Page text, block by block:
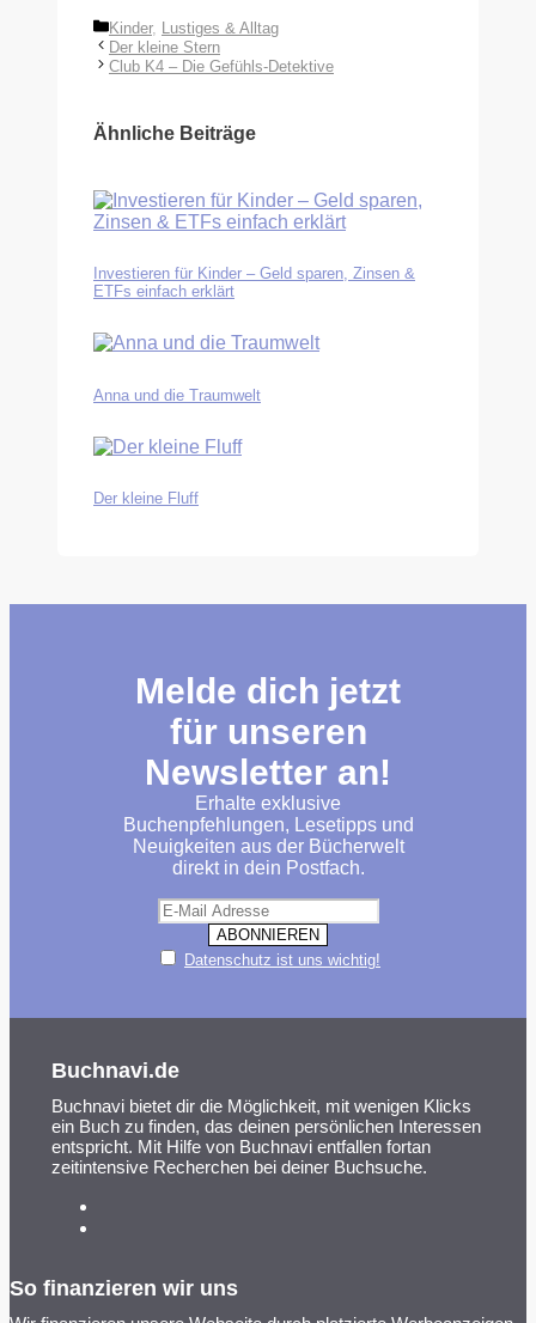
Kategorien
Kinder, Lustiges & Alltag
Der kleine Stern
Club K4 – Die Gefühls-Detektive
Ähnliche Beiträge
Investieren für Kinder – Geld sparen, Zinsen &
ETFs einfach erklärt
Anna und die Traumwelt
Der kleine Fluff
Melde dich jetzt
für unseren
Newsletter an!
Erhalte exklusive
Buchenpfehlungen, Lesetipps und
Neuigkeiten aus der Bücherwelt
direkt in dein Postfach.
Datenschutz ist uns wichtig!
Buchnavi.de
Buchnavi bietet dir die Möglichkeit, mit wenigen Klicks
ein Buch zu finden, das deinen persönlichen Interessen
entspricht. Mit Hilfe von Buchnavi entfallen fortan
zeitintensive Recherchen bei deiner Buchsuche.
So finanzieren wir uns